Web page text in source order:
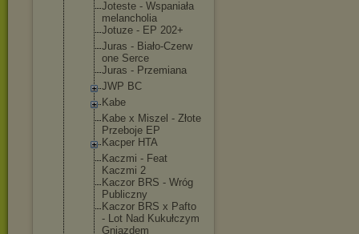
Joteste - Wspaniała
melancholia
Jotuze - EP 202+
Juras - Biało-Czerw
one Serce
Juras - Przemiana
JWP BC
Kabe
Kabe x Miszel - Złote
Przeboje EP
Kacper HTA
Kaczmi - Feat
Kaczmi 2
Kaczor BRS - Wróg
Publiczny
Kaczor BRS x Pafto
- Lot Nad Kukułczym
Gniazdem